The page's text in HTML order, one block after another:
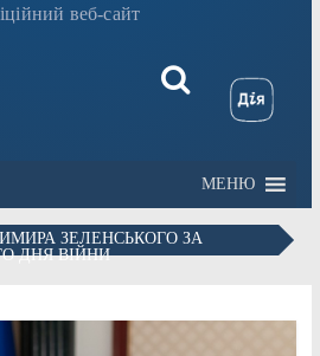
веб-сайт
МЕНЮ
ЗЕЛЕНСЬКОГО ЗА
ДНЯ ВІЙНИ